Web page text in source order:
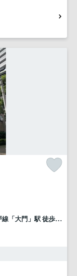
「大門」駅 徒歩4分